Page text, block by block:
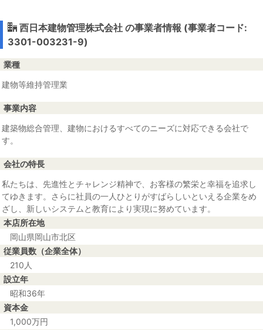
西日本建物管理株式会社 の事業者情報 (事業者コード:
3301-003231-9)
業種
建物等維持管理業
事業内容
建築物総合管理、建物におけるすべてのニーズに対応できる会社で
す。
会社の特長
私たちは、先進性とチャレンジ精神で、お客様の繁栄と幸福を追求し
てゆきます。さらに社員の一人ひとりがすばらしいといえる企業をめ
ざし、新しいシステムと教育により実現に努めています。
本店所在地
岡山県岡山市北区
従業員数（企業全体）
210人
設立年
昭和36年
資本金
1,000万円